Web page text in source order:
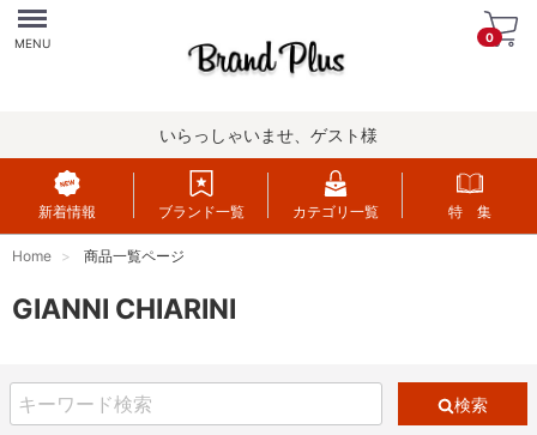
Menu
MENU 0
いらっしゃいませ、ゲスト様
新着情報 ブランド一覧 カテゴリ一覧 特 集
Home 商品一覧ページ
GIANNI CHIARINI
検索